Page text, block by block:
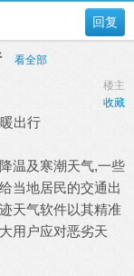
回复
看全部
楼主
收藏
出行
温及寒潮天气,一些
当地居民的交通出
天气软件以其精准
用户应对恶劣天